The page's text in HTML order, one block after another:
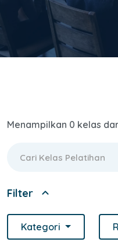
Menampilkan 0 kelas
Filter expand_less
Kategori